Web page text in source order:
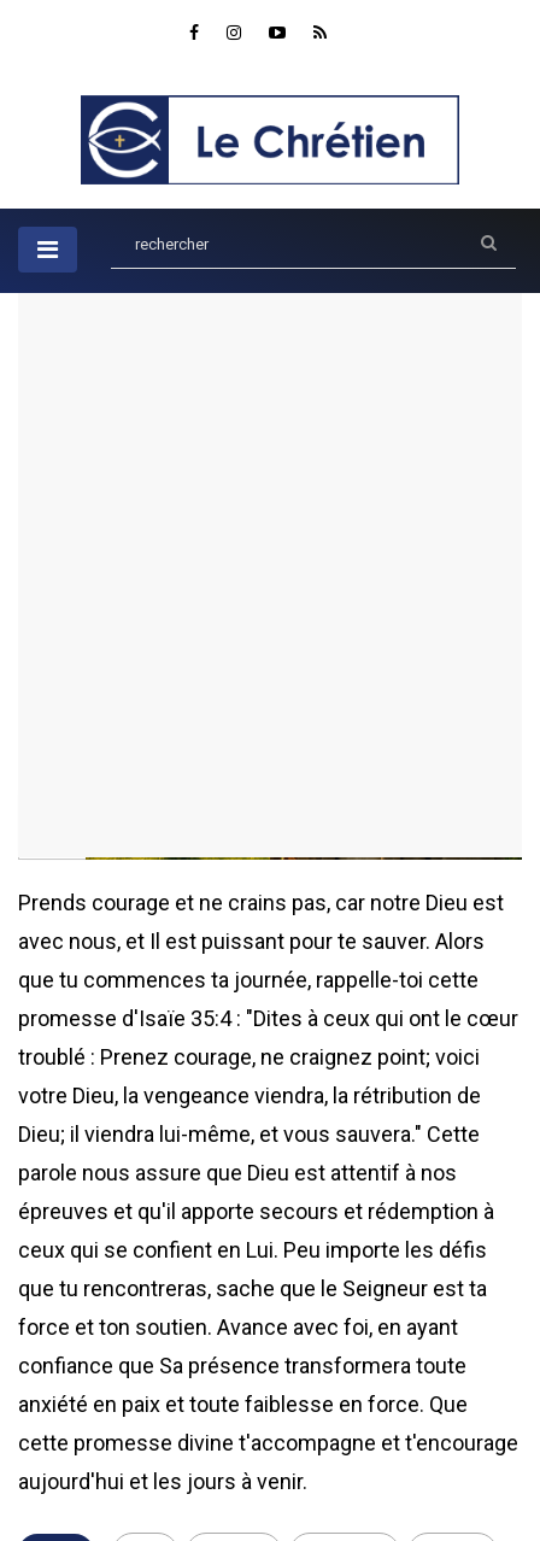
Prends courage et ne crains pas, car notre Dieu est
avec nous, et Il est puissant pour te sauver. Alors
que tu commences ta journée, rappelle-toi cette
promesse d'Isaïe 35:4 : "Dites à ceux qui ont le cœur
troublé : Prenez courage, ne craignez point; voici
votre Dieu, la vengeance viendra, la rétribution de
Dieu; il viendra lui-même, et vous sauvera." Cette
parole nous assure que Dieu est attentif à nos
épreuves et qu'il apporte secours et rédemption à
ceux qui se confient en Lui. Peu importe les défis
que tu rencontreras, sache que le Seigneur est ta
force et ton soutien. Avance avec foi, en ayant
confiance que Sa présence transformera toute
anxiété en paix et toute faiblesse en force. Que
cette promesse divine t'accompagne et t'encourage
aujourd'hui et les jours à venir.